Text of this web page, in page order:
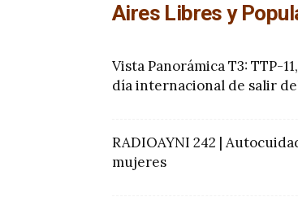
Aires Libres y
Vista Panorámica T3: TTP-
día internacional de salir
RADIOAYNI 242 |
mujeres